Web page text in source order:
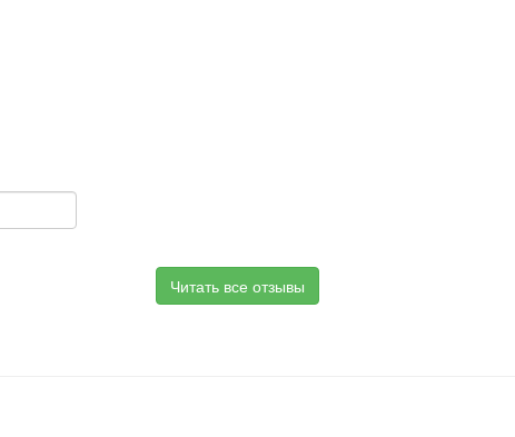
Читать все отзывы